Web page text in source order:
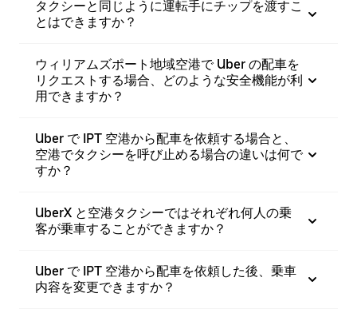
タクシーと同じように運転手にチップを渡すこ
とはできますか？
ウィリアムズポート地域空港で Uber の配車を
リクエストする場合、どのような安全機能が利
用できますか？
Uber で IPT 空港から配車を依頼する場合と、
空港でタクシーを呼び止める場合の違いは何で
すか？
UberX と空港タクシーではそれぞれ何人の乗
客が乗車することができますか？
Uber で IPT 空港から配車を依頼した後、乗車
内容を変更できますか？